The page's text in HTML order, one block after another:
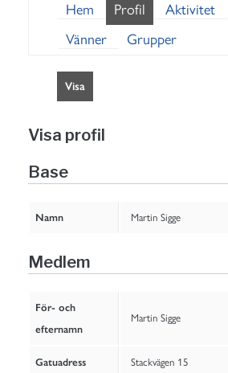
Hem Profil Aktivitet
Vänner
Grupper
Visa
Visa profil
Base
Namn Martin Sigge
Medlem
För- och
efternamn
Martin Sigge
Gatuadress Stackvägen 15